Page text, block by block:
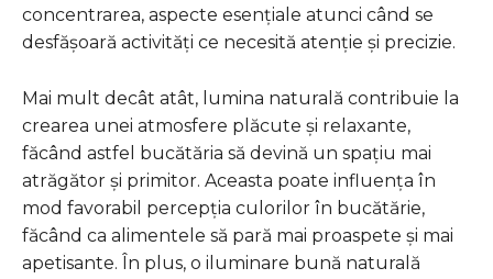
concentrarea, aspecte esențiale atunci când se
desfășoară activități ce necesită atenție și precizie.
Mai mult decât atât, lumina naturală contribuie la
crearea unei atmosfere plăcute și relaxante,
făcând astfel bucătăria să devină un spațiu mai
atrăgător și primitor. Aceasta poate influența în
mod favorabil percepția culorilor în bucătărie,
făcând ca alimentele să pară mai proaspete și mai
apetisante. În plus, o iluminare bună naturală